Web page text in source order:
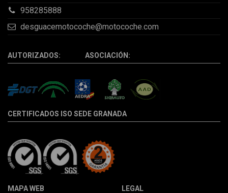
958285888
desguacemotocoche@motocoche.com
AUTORIZADOS: ASOCIACIÓN:
CERTIFICADOS ISO SEDE GRANADA
MAPA WEB LEGAL